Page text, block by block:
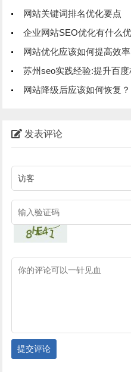
网站关键词排名优化要点
企业网站SEO优化有什么
网站优化应该如何提高效率
苏州seo实践经验:提升百度
网站降级后应该如何恢复？
发表评论
提交评论